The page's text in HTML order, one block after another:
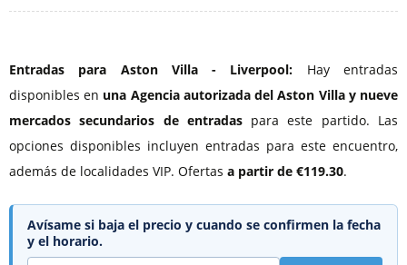
Entradas para Aston Villa - Liverpool: Hay entradas
disponibles en una Agencia autorizada del Aston Villay nueve
mercados secundarios de entradaspara este partido. Las
opciones disponibles incluyen entradas para este encuentro,
además de localidades VIP. Ofertas a partir de €119.30.
Avísame si baja el precio y cuando se confirmen la fecha
y el horario.